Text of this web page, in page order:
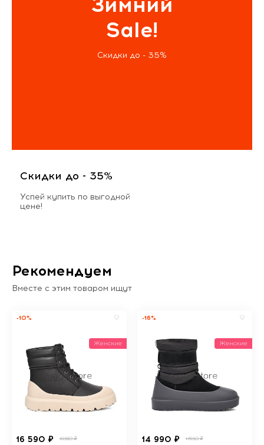
Sale!
Скидки до - 35%
Скидки до - 35%
Успей купить по выгодной
цене!
Рекомендуем
Вместе с этим товаром ищут
Женские
-10%
16 590 ₽ 18380 ₽
Женские
-16%
14 990 ₽ 17650 ₽